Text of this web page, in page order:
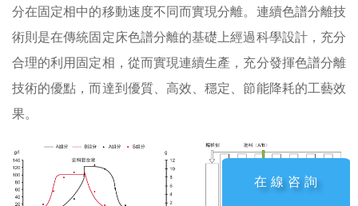
分在固定相中的移動速度不同而實現分離。連續色譜分離技
術則是在傳統固定床色譜分離的基礎上經過科學設計，充分
合理的利用固定相，從而實現連續生產，充分發揮色譜分離
技術的優點，而達到優質、高效、穩定、節能降耗的工藝效
果。
在線咨詢